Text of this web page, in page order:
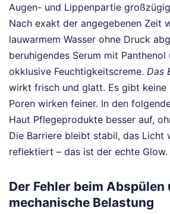
Augen- und Lippenpartie
Nach exakt der angegebenen Zeit
lauwarmem Wasser ohne Druck
beruhigendes Serum mit Panthenol
okklusive Feuchtigkeitscreme. Das
wirkt frisch und glatt. Es gibt keine
Poren wirken feiner. In den
Haut Pflegeprodukte besser auf,
Die Barriere bleibt stabil, das Licht
reflektiert – das ist der echte Glow.
Der Fehler beim Abspülen
mechanische Belastung